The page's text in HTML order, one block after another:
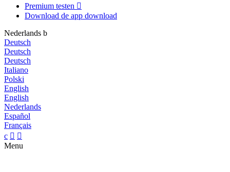
Premium testen 
Download de app download
Nederlands b
Deutsch
Deutsch
Deutsch
Italiano
Polski
English
English
Nederlands
Español
Français
c  
Menu